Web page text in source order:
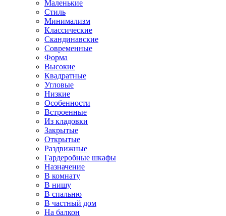
Маленькие
Стиль
Минимализм
Классические
Скандинавские
Современные
Форма
Высокие
Квадратные
Угловые
Низкие
Особенности
Встроенные
Из кладовки
Закрытые
Открытые
Раздвижные
Гардеробные шкафы
Назначение
В комнату
В нишу
В спальню
В частный дом
На балкон